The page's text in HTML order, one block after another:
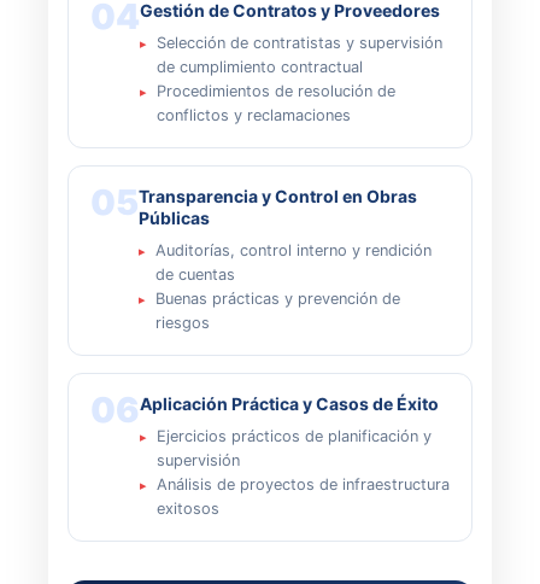
04Gestión de Contratos y Proveedores
Selección de contratistas y supervisión
de cumplimiento contractual
Procedimientos de resolución de
conflictos y reclamaciones
05Transparencia y Control en Obras
Públicas
Auditorías, control interno y rendición
de cuentas
Buenas prácticas y prevención de
riesgos
06Aplicación Práctica y Casos de Éxito
Ejercicios prácticos de planificación y
supervisión
Análisis de proyectos de infraestructura
exitosos